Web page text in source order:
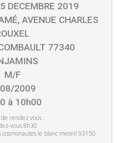
DECEMBRE 2019
AVENUE CHARLES
77340
M/F
2009
à 10h00
rendez vous :
vous 8h30
le blanc mesnil 93150